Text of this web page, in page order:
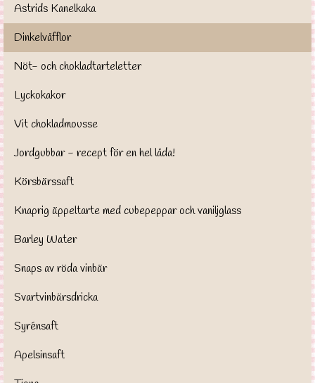
Astrids Kanelkaka
Dinkelvåfflor
Nöt- och chokladtarteletter
Lyckokakor
Vit chokladmousse
Jordgubbar - recept för en hel låda!
Körsbärssaft
Knaprig äppeltarte med cubepeppar och vaniljglass
Barley Water
Snaps av röda vinbär
Svartvinbärsdricka
Syrénsaft
Apelsinsaft